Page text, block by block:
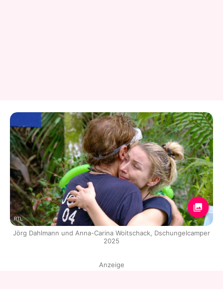
RTL
Jörg Dahlmann und Anna-Carina Woitschack, Dschungelcamper
2025
Anzeige